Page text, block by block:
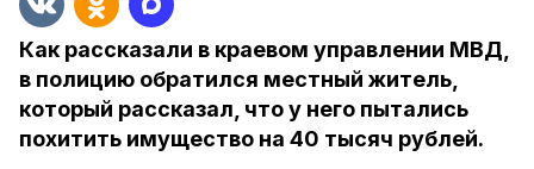
Как рассказали в краевом управлении МВД,
в полицию обратился местный житель,
который рассказал, что у него пытались
похитить имущество на 40 тысяч рублей.